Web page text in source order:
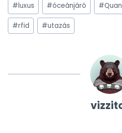
#luxus #óceánjáró #
#rfid #utazás